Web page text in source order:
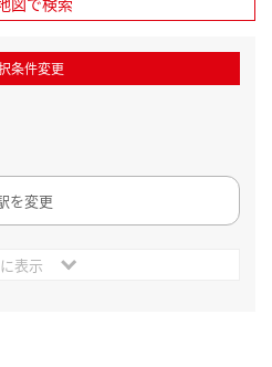
条件変更
を変更
表示